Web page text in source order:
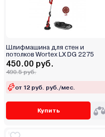
Шлифмашина для стен и
потолков Wortex LX DG 2275
450.00 руб.
490.5 руб.
от 12 руб. руб./мес.
Купить